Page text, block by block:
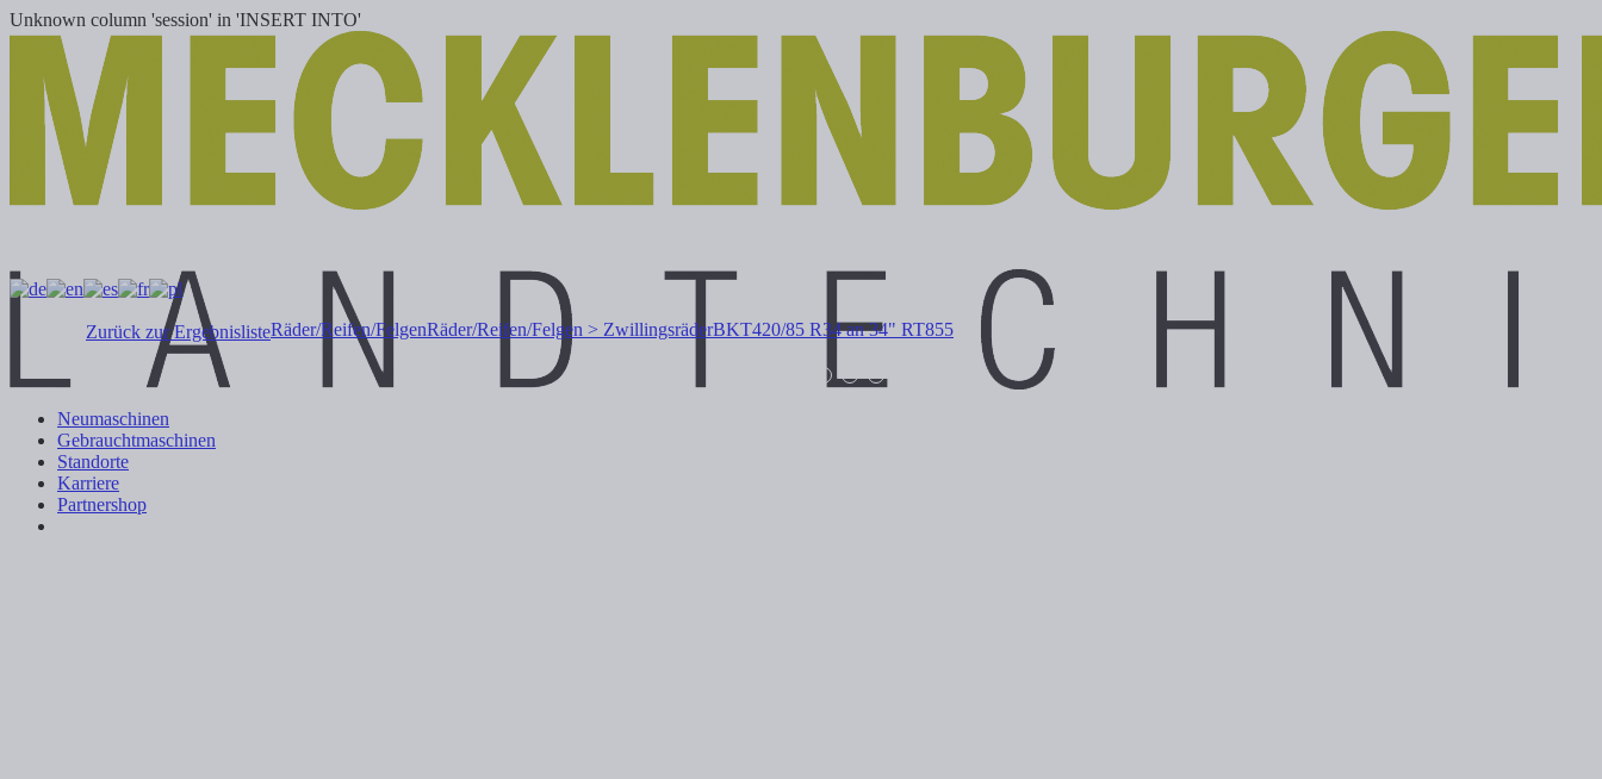
Unknown column 'session' in 'INSERT INTO'
Neumaschinen
Gebrauchtmaschinen
Standorte
Karriere
Partnershop
Zurück zur ErgebnislisteRäder/Reifen/FelgenRäder/Reifen/Felgen > ZwillingsräderBKT420/85 R34 an 34" RT855